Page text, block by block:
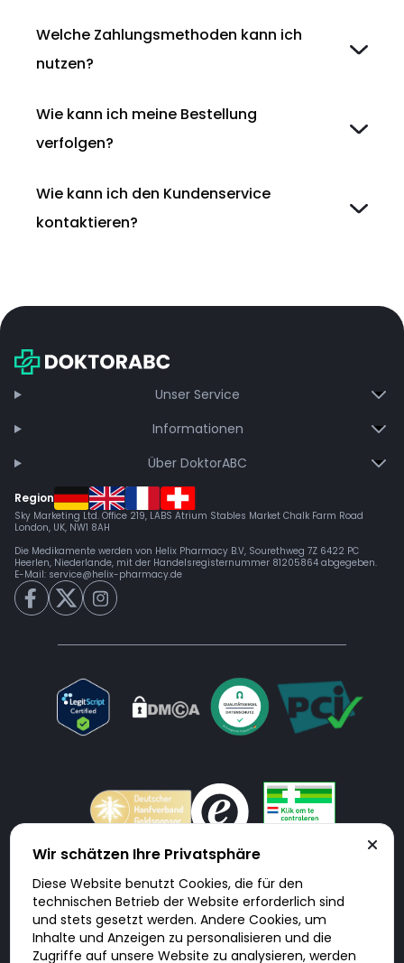
Welche Zahlungsmethoden kann ich
nutzen?
Wie kann ich meine Bestellung
verfolgen?
Wie kann ich den Kundenservice
kontaktieren?
Unser Service
Informationen
Über DoktorABC
Region
Sky Marketing Ltd. Office 219, LABS Atrium Stables Market Chalk Farm Road
London, UK, NW1 8AH
Die Medikamente werden von Helix Pharmacy B.V, Sourethweg 7Z 6422 PC
Heerlen, Niederlande, mit der Handelsregisternummer 81205864 abgegeben.
E-Mail: service@helix-pharmacy.de
Doktorabc.com ist eine Vermittlungsplattform. Doktorabc ist ausdrücklich
keine Internetapotheke. Doktorabc bietet keine Medikamente oder
sonstige Produkte an oder liefert diese. Jegliche Informationen zu
Produkten, Medikamenten und Preisen auf der Internetseite beinhalten
kein Angebot von Doktorabc an Sie. Für die Einhaltung der in Ihrem Land
geltenden Gesetze und sonstigen Rechtsvorschriften sind Sie als Nutzer
selbst verantwortlich. Die Nutzung unseres Services auf Doktorabc durch
Wir schätzen Ihre Privatsphäre
Diese Website benutzt Cookies, die für den
technischen Betrieb der Website erforderlich sind
und stets gesetzt werden. Andere Cookies, um
Inhalte und Anzeigen zu personalisieren und die
Zugriffe auf unsere Website zu analysieren, werden